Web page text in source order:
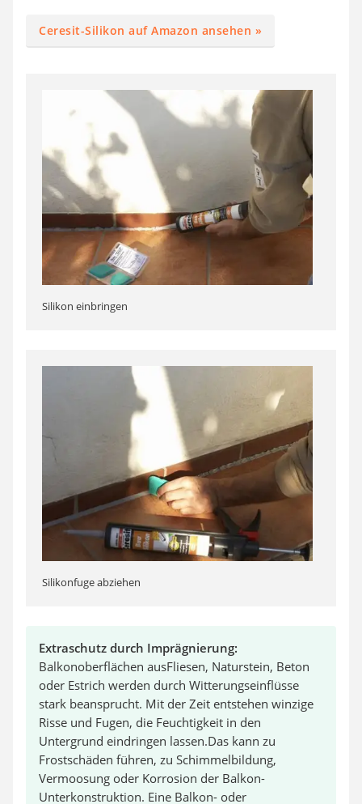
Ceresit-Silikon auf Amazon ansehen »
Silikon einbringen
Silikonfuge abziehen
Extraschutz durch Imprägnierung:
Balkonoberflächen ausFliesen, Naturstein, Beton
oder Estrich werden durch Witterungseinflüsse
stark beansprucht. Mit der Zeit entstehen winzige
Risse und Fugen, die Feuchtigkeit in den
Untergrund eindringen lassen.Das kann zu
Frostschäden führen, zu Schimmelbildung,
Vermoosung oder Korrosion der Balkon-
Unterkonstruktion. Eine Balkon- oder